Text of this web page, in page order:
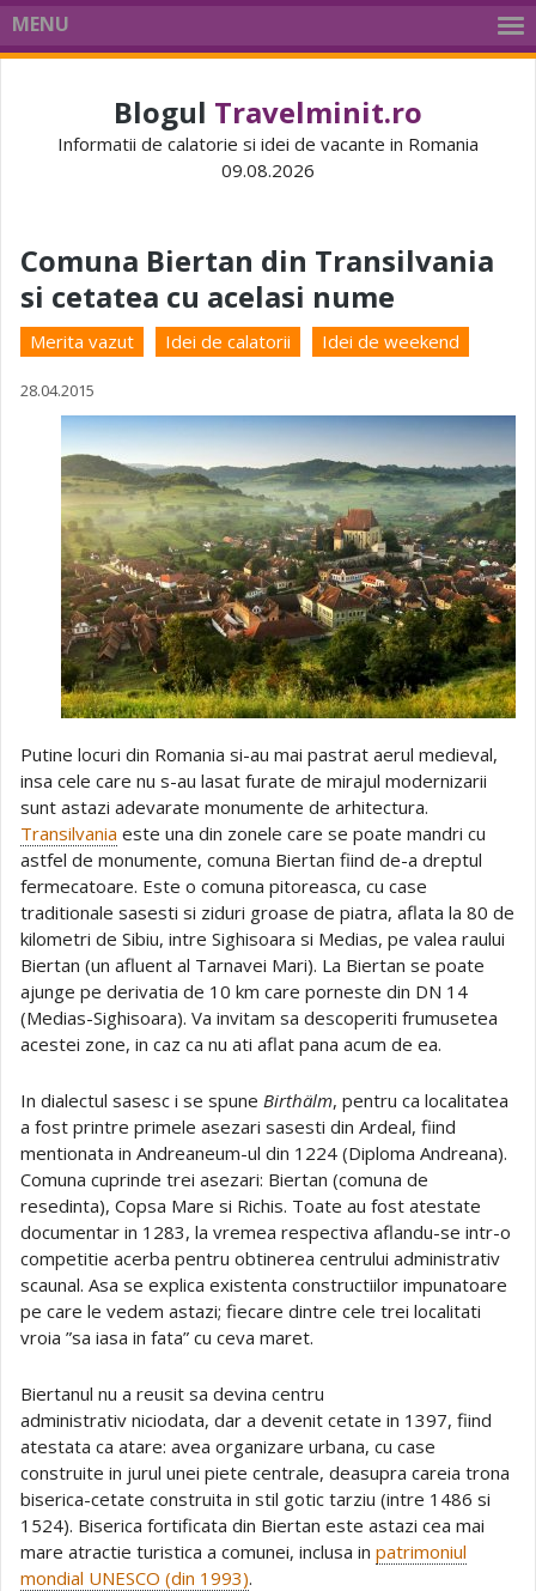
MENU
Blogul Travelminit.ro
Informatii de calatorie si idei de vacante in Romania
09.08.2026
Comuna Biertan din Transilvania
si cetatea cu acelasi nume
Merita vazut Idei de calatorii Idei de weekend
28.04.2015
Putine locuri din Romania si-au mai pastrat aerul medieval,
insa cele care nu s-au lasat furate de mirajul modernizarii
sunt astazi adevarate monumente de arhitectura.
Transilvania este una din zonele care se poate mandri cu
astfel de monumente, comuna Biertan fiind de-a dreptul
fermecatoare. Este o comuna pitoreasca, cu case
traditionale sasesti si ziduri groase de piatra, aflata la 80 de
kilometri de Sibiu, intre Sighisoara si Medias, pe valea raului
Biertan (un afluent al Tarnavei Mari). La Biertan se poate
ajunge pe derivatia de 10 km care porneste din DN 14
(Medias-Sighisoara). Va invitam sa descoperiti frumusetea
acestei zone, in caz ca nu ati aflat pana acum de ea.
In dialectul sasesc i se spune Birthälm, pentru ca localitatea
a fost printre primele asezari sasesti din Ardeal, fiind
mentionata in Andreaneum-ul din 1224 (Diploma Andreana).
Comuna cuprinde trei asezari: Biertan (comuna de
resedinta), Copsa Mare si Richis. Toate au fost atestate
documentar in 1283, la vremea respectiva aflandu-se intr-o
competitie acerba pentru obtinerea centrului administrativ
scaunal. Asa se explica existenta constructiilor impunatoare
pe care le vedem astazi; fiecare dintre cele trei localitati
vroia ”sa iasa in fata” cu ceva maret.
Biertanul nu a reusit sa devina centru
administrativ niciodata, dar a devenit cetate in 1397, fiind
atestata ca atare: avea organizare urbana, cu case
construite in jurul unei piete centrale, deasupra careia trona
biserica-cetate construita in stil gotic tarziu (intre 1486 si
1524). Biserica fortificata din Biertan este astazi cea mai
mare atractie turistica a comunei, inclusa in patrimoniul
mondial UNESCO (din 1993).